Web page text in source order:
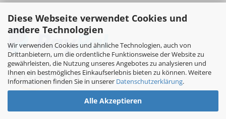
Diese Webseite verwendet Cookies und
andere Technologien
Wir verwenden Cookies und ähnliche Technologien, auch von
Drittanbietern, um die ordentliche Funktionsweise der Website zu
gewährleisten, die Nutzung unseres Angebotes zu analysieren und
Ihnen ein bestmögliches Einkaufserlebnis bieten zu können. Weitere
Informationen finden Sie in unserer Datenschutzerklärung.
Alle Akzeptieren
UNSERE ZAHLUNGSARTEN: